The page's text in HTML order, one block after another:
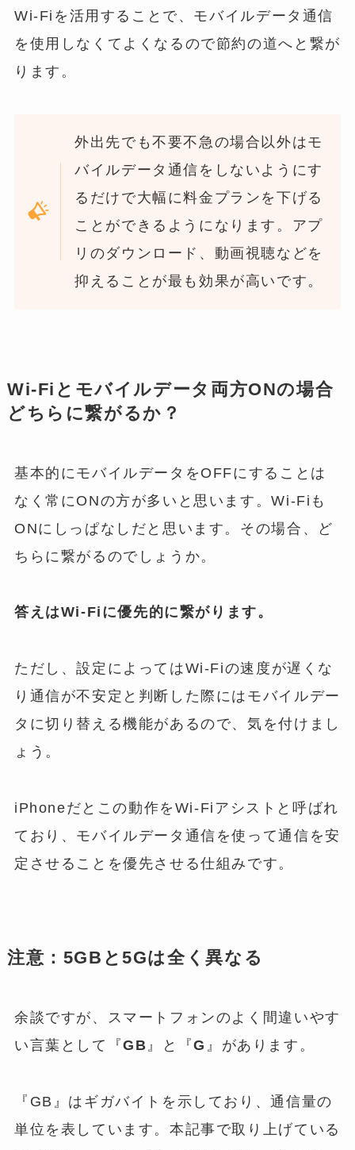
Wi-Fiを活用することで、モバイルデータ通信
を使用しなくてよくなるので節約の道へと繋が
ります。
外出先でも不要不急の場合以外はモ
バイルデータ通信をしないようにす
るだけで大幅に料金プランを下げる
ことができるようになります。アプ
リのダウンロード、動画視聴などを
抑えることが最も効果が高いです。
Wi-Fiとモバイルデータ両方ONの場合
どちらに繋がるか？
基本的にモバイルデータをOFFにすることは
なく常にONの方が多いと思います。Wi-Fiも
ONにしっぱなしだと思います。その場合、ど
ちらに繋がるのでしょうか。
答えはWi-Fiに優先的に繋がります。
ただし、設定によってはWi-Fiの速度が遅くな
り通信が不安定と判断した際にはモバイルデー
タに切り替える機能があるので、気を付けまし
ょう。
iPhoneだとこの動作をWi-Fiアシストと呼ばれ
ており、モバイルデータ通信を使って通信を安
定させることを優先させる仕組みです。
注意：5GBと5Gは全く異なる
余談ですが、スマートフォンのよく間違いやす
い言葉として『GB』と『G 』があります。
『GB』はギガバイトを示しており、通信量の
単位を表しています。本記事で取り上げている